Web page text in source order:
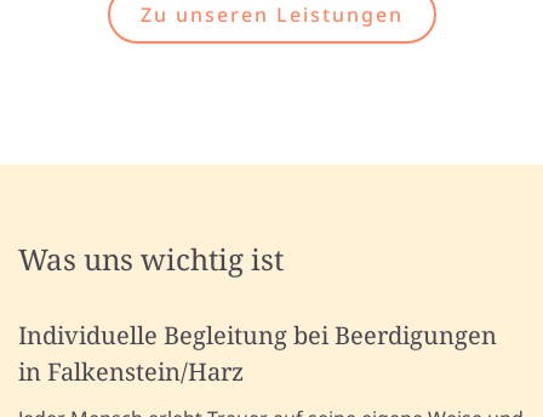
Zu unseren Leistungen
Was uns wichtig ist
Individuelle Begleitung bei Beerdigungen
in Falkenstein/Harz